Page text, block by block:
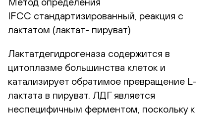
IFCC стандартизированный, реакция с
лактатом (лактат- пируват)
Лактатдегидрогеназа содержится в
цитоплазме большинства клеток и
катализирует обратимое превращение L-
лактата в пируват. ЛДГ является
неспецифичным ферментом, поскольку к